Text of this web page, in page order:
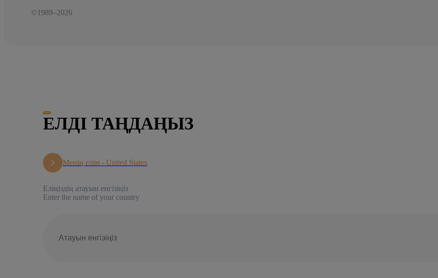
©1989–2026
ЕЛДІ ТАҢДАҢЫЗ
Менің елім - United States
Еліңіздің атауын енгізіңіз
Enter the name of your country